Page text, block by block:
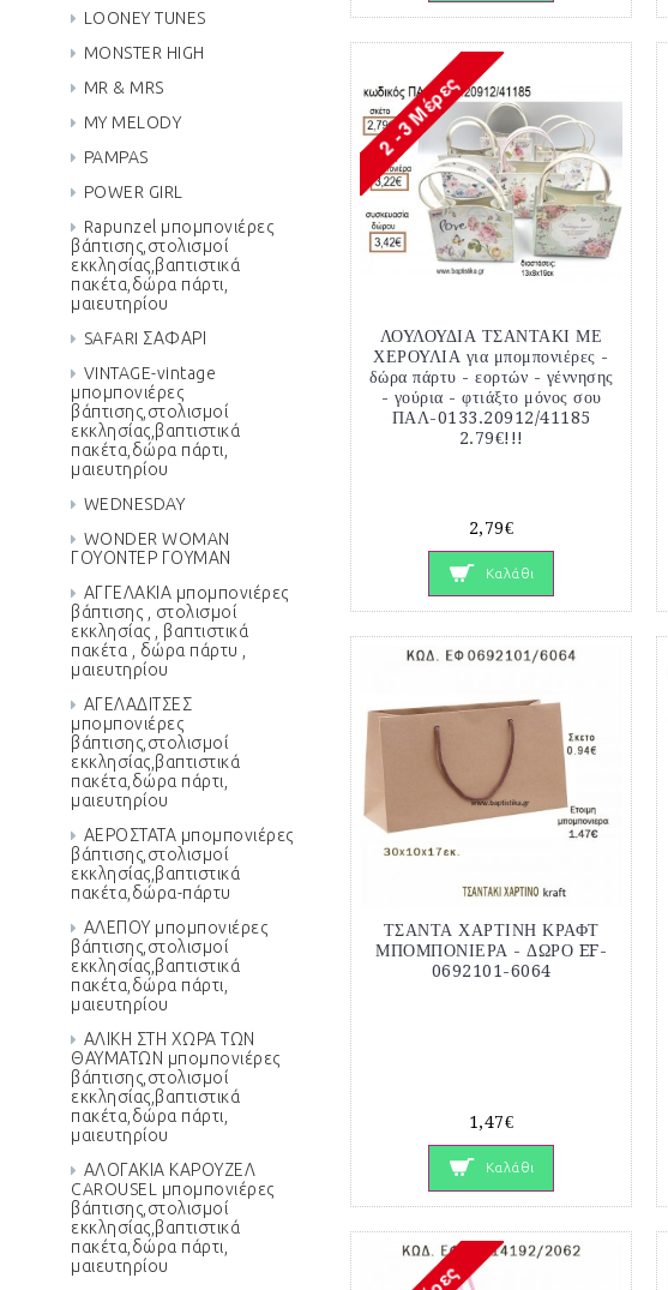
LOONEY TUNES
MONSTER HIGH
MR & MRS
MY MELODY
PAMPAS
POWER GIRL
Rapunzel μπομπονιέρες
βάπτισης,στολισμοί
εκκλησίας,βαπτιστικά
πακέτα,δώρα πάρτι,
μαιευτηρίου
SAFARI ΣΑΦΑΡΙ
VINTAGE-vintage
μπομπονιέρες
βάπτισης,στολισμοί
εκκλησίας,βαπτιστικά
πακέτα,δώρα πάρτι,
μαιευτηρίου
WEDNESDAY
WONDER WOMAN
ΓΟΥΟΝΤΕΡ ΓΟΥΜΑΝ
ΑΓΓΕΛΑΚΙΑ μπομπονιέρες
βάπτισης , στολισμοί
εκκλησίας , βαπτιστικά
πακέτα , δώρα πάρτυ ,
μαιευτηρίου
ΑΓΕΛΑΔΙΤΣΕΣ
μπομπονιέρες
βάπτισης,στολισμοί
εκκλησίας,βαπτιστικά
πακέτα,δώρα πάρτι,
μαιευτηρίου
ΑΕΡΟΣΤΑΤΑ μπομπονιέρες
βάπτισης,στολισμοί
εκκλησίας,βαπτιστικά
πακέτα,δώρα-πάρτυ
ΑΛΕΠΟΥ μπομπονιέρες
βάπτισης,στολισμοί
εκκλησίας,βαπτιστικά
πακέτα,δώρα πάρτι,
μαιευτηρίου
ΑΛΙΚΗ ΣΤΗ ΧΩΡΑ ΤΩΝ
ΘΑΥΜΑΤΩΝ μπομπονιέρες
βάπτισης,στολισμοί
εκκλησίας,βαπτιστικά
πακέτα,δώρα πάρτι,
μαιευτηρίου
ΑΛΟΓΑΚΙΑ ΚΑΡΟΥΖΕΛ
CAROUSEL μπομπονιέρες
βάπτισης,στολισμοί
εκκλησίας,βαπτιστικά
πακέτα,δώρα πάρτι,
μαιευτηρίου
ΛΟΥΛΟΥΔΙΑ ΤΣΑΝΤΑΚΙ ΜΕ
ΧΕΡΟΥΛΙΑ για μπομπονιέρες -
δώρα πάρτυ - εορτών - γέννησης
- γούρια - φτιάξτο μόνος σου
ΠΑΛ-0133.20912/41185
2.79€!!!
2,79€
Καλάθι
ΤΣΑΝΤΑ ΧΑΡΤΙΝΗ ΚΡΑΦΤ
ΜΠΟΜΠΟΝΙΕΡΑ - ΔΩΡΟ EF-
0692101-6064
1,47€
Καλάθι